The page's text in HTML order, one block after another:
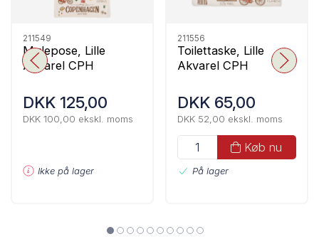
211549
Mulepose, Lille
Akvarel CPH
DKK 125,00
DKK 100,00 ekskl. moms
Ikke på lager
211556
Toilettaske, Lille
Akvarel CPH
DKK 65,00
DKK 52,00 ekskl. moms
Køb nu
På lager